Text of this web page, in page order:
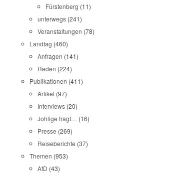
Fürstenberg (11)
unterwegs (241)
Veranstaltungen (78)
Landtag (460)
Anfragen (141)
Reden (224)
Publikationen (411)
Artikel (97)
Interviews (20)
Johlige fragt… (16)
Presse (269)
Reiseberichte (37)
Themen (953)
AfD (43)